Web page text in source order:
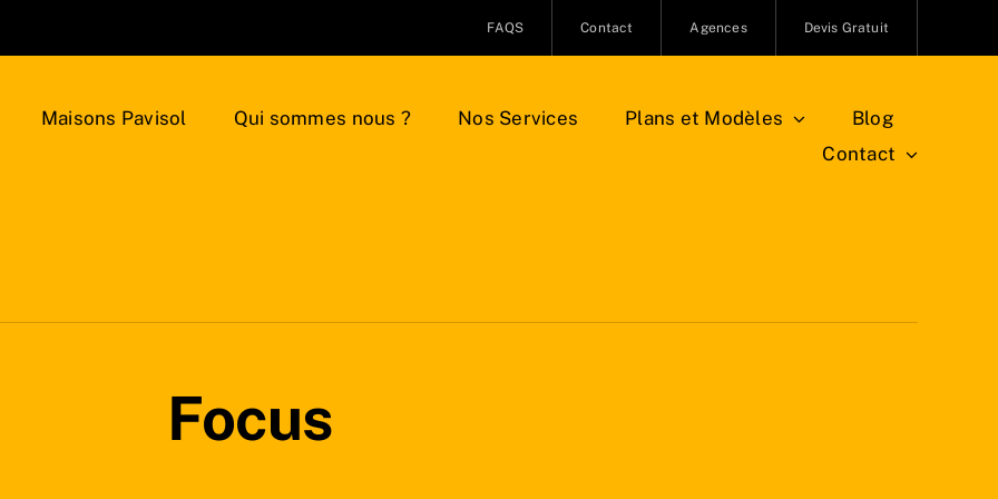
FAQS Contact Agences Devis Gratuit
Maisons Pavisol Qui sommes nous ? Nos Services Plans et Modèles
Blog
Contact
Focus